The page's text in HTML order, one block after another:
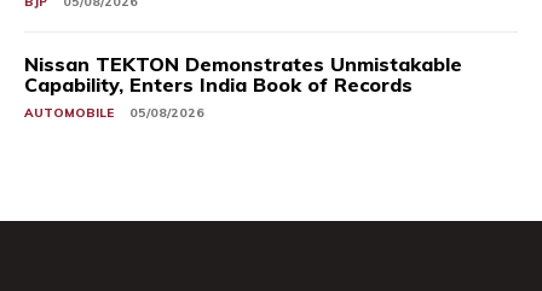
Nissan TEKTON Demonstrates Unmistakable
Capability, Enters India Book of Records
AUTOMOBILE 05/08/2026